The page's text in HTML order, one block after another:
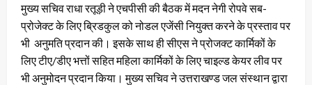
मुख्य सचिव राधा रतूड़ी ने एचपीसी की बैठक में मदन नेगी रोपवे सब-
प्रोजेक्ट के लिए ब्रिडकुल को नोडल एजेंसी नियुक्त करने के प्रस्ताव पर
भी अनुमति प्रदान की। इसके साथ ही सीएस ने प्रोजक्ट कार्मिकों के
लिए टीए/डीए भत्तों सहित महिला कार्मिकों के लिए चाइल्ड केयर लीव पर
भी अनुमोदन प्रदान किया। मुख्य सचिव ने उत्तराखण्ड जल संस्थान द्वारा